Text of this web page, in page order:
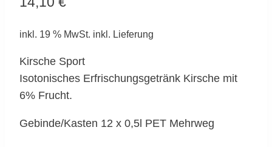
inkl. 19 % MwSt. inkl. Lieferung
Kirsche Sport
Isotonisches Erfrischungsgetränk Kirsche mit
6% Frucht.
Gebinde/Kasten 12 x 0,5l PET Mehrweg